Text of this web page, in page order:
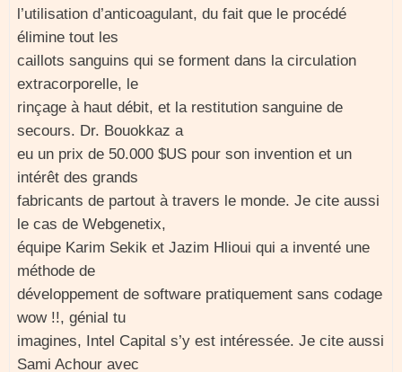
l’utilisation d’anticoagulant, du fait que le procédé
élimine tout les
caillots sanguins qui se forment dans la circulation
extracorporelle, le
rinçage à haut débit, et la restitution sanguine de
secours. Dr. Bouokkaz a
eu un prix de 50.000 $US pour son invention et un
intérêt des grands
fabricants de partout à travers le monde. Je cite aussi
le cas de Webgenetix,
équipe Karim Sekik et Jazim Hlioui qui a inventé une
méthode de
développement de software pratiquement sans codage
wow !!, génial tu
imagines, Intel Capital s’y est intéressée. Je cite aussi
Sami Achour avec